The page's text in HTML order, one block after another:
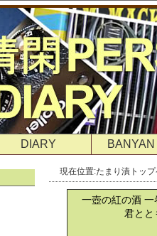
DIARY
現在位置:たまり漬トップ
一壺の紅の酒
君とと